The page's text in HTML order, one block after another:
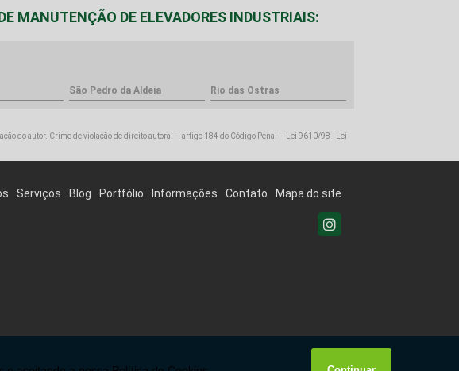
MANUTENÇÃO DE ELEVADORES INDUSTRIAIS:
São Pedro da Aldeia Rio das Ostras
do autor. Crime de violação de direito autoral – artigo 184 do Código Penal –
Lei 9610/98 - Lei
Serviços Blog Portfólio Informações Contato Mapa do site